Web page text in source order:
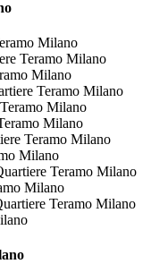
Milano
Teramo Milano
Milano
Teramo Milano
Milano
Milano
Teramo Milano
Milano
Teramo Milano
Milano
Teramo Milano